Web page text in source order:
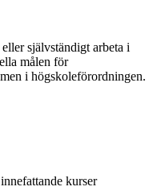
självständigt arbeta i
målen för
i högskoleförordningen.
kurser